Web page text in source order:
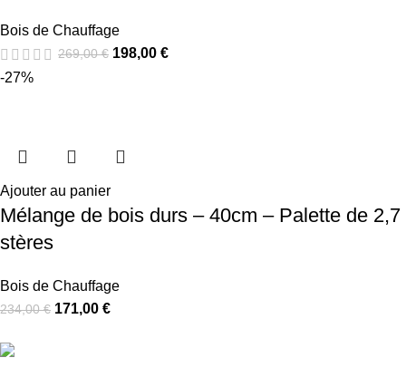
Bois de Chauffage
269,00€ 198,00 €
-27%
Ajouter au panier
Mélange de bois durs – 40cm – Palette de 2,7
stères
Bois de Chauffage
234,00€ 171,00 €